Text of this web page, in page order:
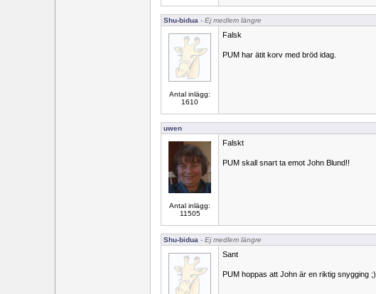
Shu-bidua - Ej medlem längre
Antal inlägg:
1610
Falsk
PUM har ätit korv med bröd idag.
uwen
Antal inlägg:
11505
Falskt
PUM skall snart ta emot John Blund!!
Shu-bidua - Ej medlem längre
Sant
PUM hoppas att John är en riktig snygging ;)